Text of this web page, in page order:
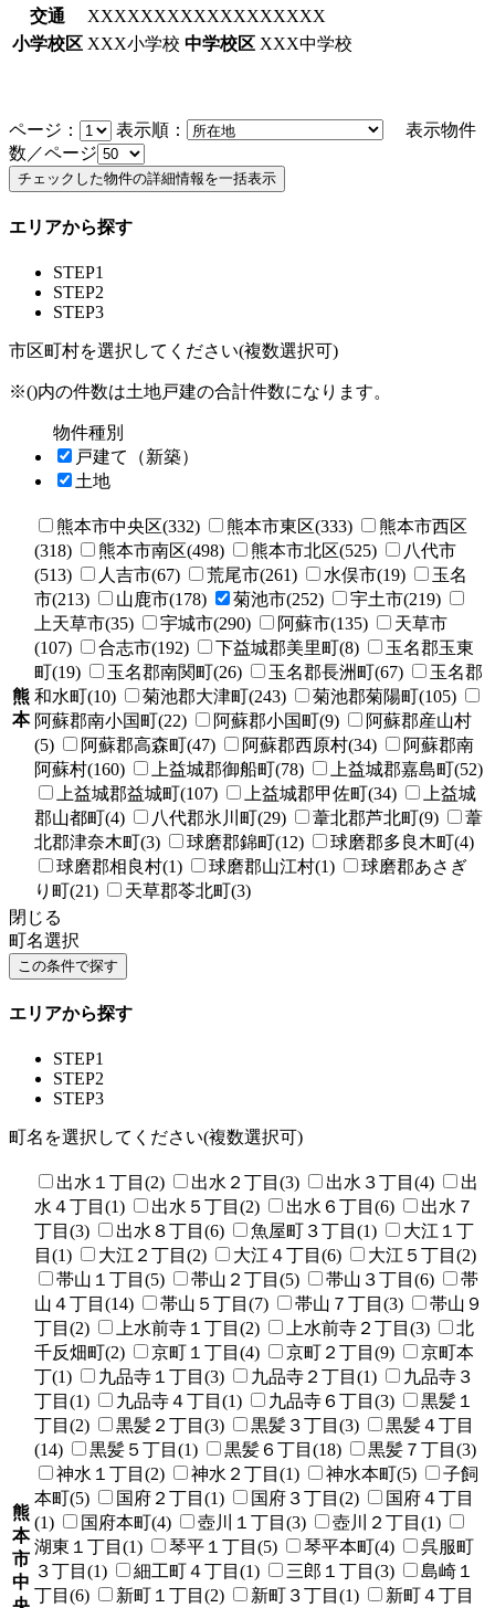
交通
XXXXXXXXXXXXXXXXXX
小学校区 XXX小学校 中学校区 XXX中学校
ページ： 表示順：
表示物件
数／ページ
エリアから探す
STEP1
STEP2
STEP3
市区町村を選択してください(複数選択可)
※()内の件数は土地戸建の合計件数になります。
物件種別
戸建て（新築）
土地
熊
本
熊本市中央区(332) 熊本市東区(333)
熊本市西区
(318)
熊本市南区(498) 熊本市北区(525)
八代市
(513)
人吉市(67) 荒尾市(261) 水俣市(19)
玉名
市(213)
山鹿市(178) 菊池市(252)
宇土市(219)
上天草市(35)
宇城市(290) 阿蘇市(135)
天草市
(107)
合志市(192) 下益城郡美里町(8)
玉名郡玉東
町(19)
玉名郡南関町(26) 玉名郡長洲町(67)
玉名郡
和水町(10)
菊池郡大津町(243)
菊池郡菊陽町(105)
阿蘇郡南小国町(22)
阿蘇郡小国町(9)
阿蘇郡産山村
(5)
阿蘇郡高森町(47) 阿蘇郡西原村(34)
阿蘇郡南
阿蘇村(160)
上益城郡御船町(78)
上益城郡嘉島町(52)
上益城郡益城町(107)
上益城郡甲佐町(34)
上益城
郡山都町(4)
八代郡氷川町(29) 葦北郡芦北町(9)
葦
北郡津奈木町(3)
球磨郡錦町(12)
球磨郡多良木町(4)
球磨郡相良村(1)
球磨郡山江村(1)
球磨郡あさぎ
り町(21)
天草郡苓北町(3)
閉じる
町名選択
エリアから探す
STEP1
STEP2
STEP3
町名を選択してください(複数選択可)
熊
本
市
中
出水１丁目(2) 出水２丁目(3) 出水３丁目(4)
出
水４丁目(1)
出水５丁目(2) 出水６丁目(6)
出水７
丁目(3)
出水８丁目(6) 魚屋町３丁目(1)
大江１丁
目(1)
大江２丁目(2) 大江４丁目(6)
大江５丁目(2)
帯山１丁目(5)
帯山２丁目(5) 帯山３丁目(6)
帯
山４丁目(14)
帯山５丁目(7) 帯山７丁目(3)
帯山９
丁目(2)
上水前寺１丁目(2) 上水前寺２丁目(3)
北
千反畑町(2)
京町１丁目(4) 京町２丁目(9)
京町本
丁(1)
九品寺１丁目(3) 九品寺２丁目(1)
九品寺３
丁目(1)
九品寺４丁目(1) 九品寺６丁目(3)
黒髪１
丁目(2)
黒髪２丁目(3) 黒髪３丁目(3)
黒髪４丁目
(14)
黒髪５丁目(1) 黒髪６丁目(18)
黒髪７丁目(3)
神水１丁目(2)
神水２丁目(1) 神水本町(5)
子飼
本町(5)
国府２丁目(1) 国府３丁目(2)
国府４丁目
(1)
国府本町(4) 壺川１丁目(3)
壺川２丁目(1)
湖東１丁目(1)
琴平１丁目(5) 琴平本町(4)
呉服町
３丁目(1)
細工町４丁目(1) 三郎１丁目(3)
島崎１
丁目(6)
新町１丁目(2) 新町３丁目(1)
新町４丁目